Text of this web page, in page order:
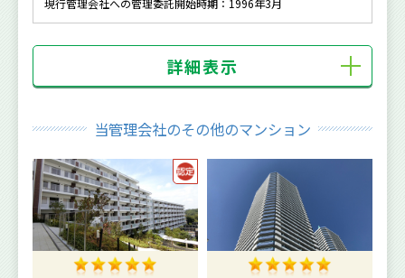
詳細表示
当管理会社のその他のマンション